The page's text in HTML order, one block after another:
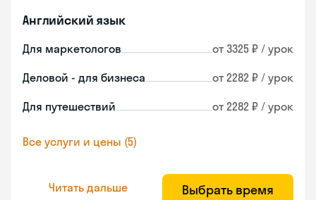
Английский язык
Для маркетологов от 3325 ₽ / урок
Деловой - для бизнеса от 2282 ₽ / урок
Для путешествий от 2282 ₽ / урок
Все услуги и цены (5)
Читать дальше Выбрать время